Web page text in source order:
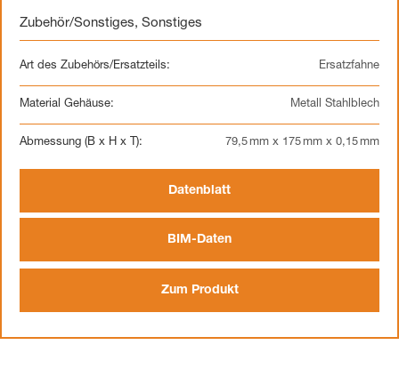
Zubehör/Sonstiges, Sonstiges
Art des Zubehörs/Ersatzteils: Ersatzfahne
Material Gehäuse: Metall Stahlblech
Abmessung (B x H x T): 79,5 mm x 175 mm x 0,15 mm
Datenblatt
BIM-Daten
Zum Produkt